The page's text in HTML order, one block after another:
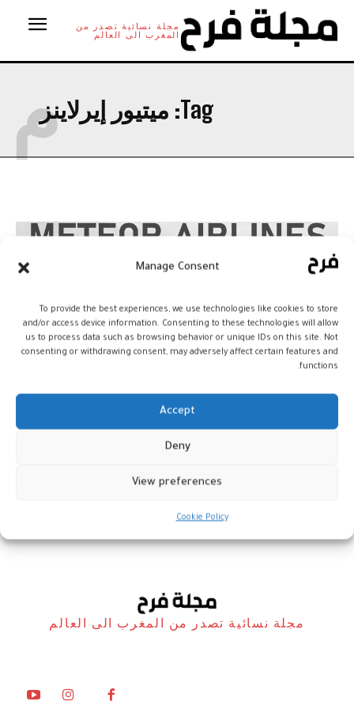
Manage Consent
To provide the best experiences, we use technologies like cookies to store
and/or access device information. Consenting to these technologies will allow
us to process data such as browsing behavior or unique IDs on this site. Not
consenting or withdrawing consent, may adversely affect certain features and
functions.
Accept
Deny
View preferences
Cookie Policy
مجلة نسائية تصدر من
المغرب الى العالم
Tag: ميتيور إيرلاينزم
المجموعة المغربية “ميتيور إيرلاينز”
مجلة نسائية تصدر من المغرب الى العالم